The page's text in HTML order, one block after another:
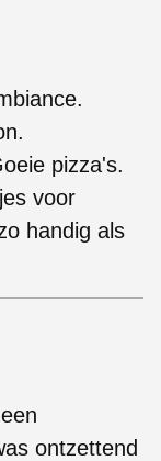
pizza's.
voor
handig als
ontzettend